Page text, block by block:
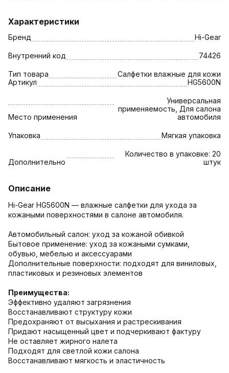
Характеристики
Бренд Hi-Gear
Внутренний код 74426
Тип товара
Салфетки влажные для кожи
Артикул
HG5600N
Место применения
Универсальная
применяемость, Для салона
автомобиля
Упаковка Мягкая упаковка
Дополнительно
Количество в упаковке: 20
штук
Описание
Hi-Gear HG5600N — влажные салфетки для ухода за
кожаными поверхностями в салоне автомобиля.
Автомобильный салон: уход за кожаной обивкой
Бытовое применение: уход за кожаными сумками,
обувью, мебелью и аксессуарами
Дополнительные поверхности: подходят для виниловых,
пластиковых и резиновых элементов
Преимущества:
Эффективно удаляют загрязнения
Восстанавливают структуру кожи
Предохраняют от высыхания и растрескивания
Придают насыщенный цвет и подчеркивают фактуру
Не оставляет жирного налета
Подходят для светлой кожи салона
Восстанавливают мягкость и эластичность